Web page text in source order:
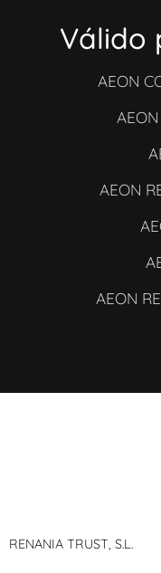
Válido
AEON
AEON
AEON
RENANIA TRUST, S.L.